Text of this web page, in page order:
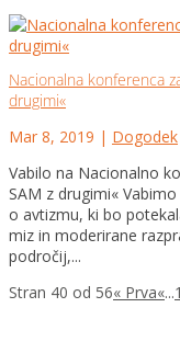
Nacionalna konferenca
drugimi«
Mar 8, 2019 | Dogodek
Vabilo na Nacionalno
SAM z drugimi«
o avtizmu, ki bo
miz in moderirane
področij,...
Stran 40 od 56« Prva«...